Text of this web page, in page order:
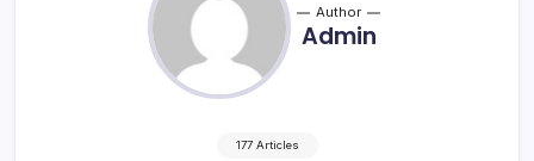
Author
Admin
177 Articles